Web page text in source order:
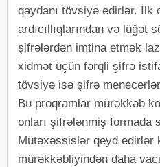
qaydanı tövsiyə edirlər. İlk
ardıcıllıqlarından və lüğət
şifrələrdən imtina etmək
xidmət üçün fərqli şifrə
tövsiyə isə şifrə
Bu proqramlar mürəkkəb
onları şifrələnmiş formada
Mütəxəssislər qeyd edirlər
mürəkkəbliyindən daha